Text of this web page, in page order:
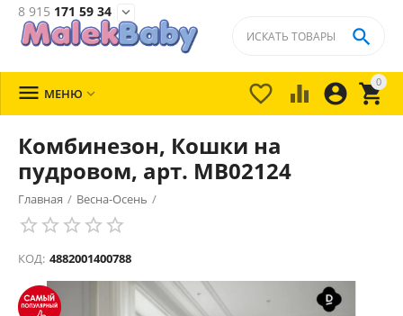
8 915 171 59 34 
0


 

 МЕНЮ 
Комбинезон, Кошки на
пудровом, арт. MB02124
Главная / Весна-Осень /
КОД: 4882001400788